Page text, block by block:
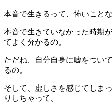
本音で生きるって、怖いこと
本音で生きていなかった時期
てよく分かるの。
ただね、自分自身に嘘をつい
るの。
そして、虚しさを感じてしま
りしちゃって、